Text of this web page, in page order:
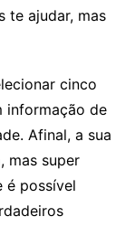
te ajudar, mas
cinco
informação de
Afinal, a sua
mas super
é possível